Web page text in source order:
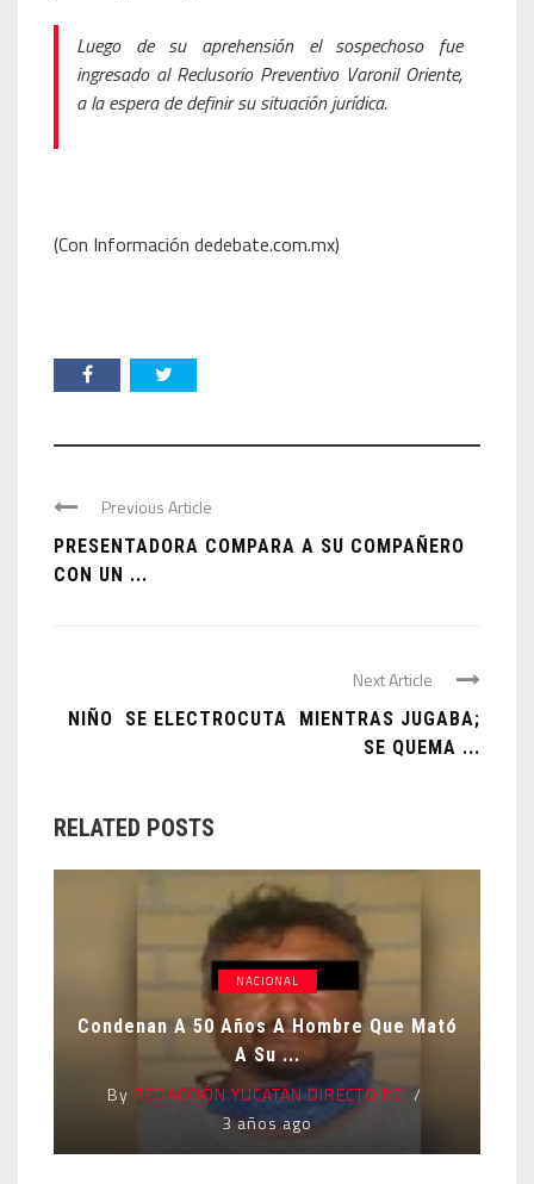
Luego de su aprehensión el sospechoso fue
ingresado al Reclusorio Preventivo Varonil Oriente,
a la espera de definir su situación jurídica.
(Con Información dedebate.com.mx)
Previous Article
PRESENTADORA COMPARA A SU COMPAÑERO
CON UN ...
Next Article
NIÑO SE ELECTROCUTA MIENTRAS JUGABA;
SE QUEMA ...
RELATED POSTS
NACIONAL
Condenan A 50 Años A Hombre Que Mató
A Su ...
By REDACCIÓN YUCATÁN DIRECTO KE
3 años ago